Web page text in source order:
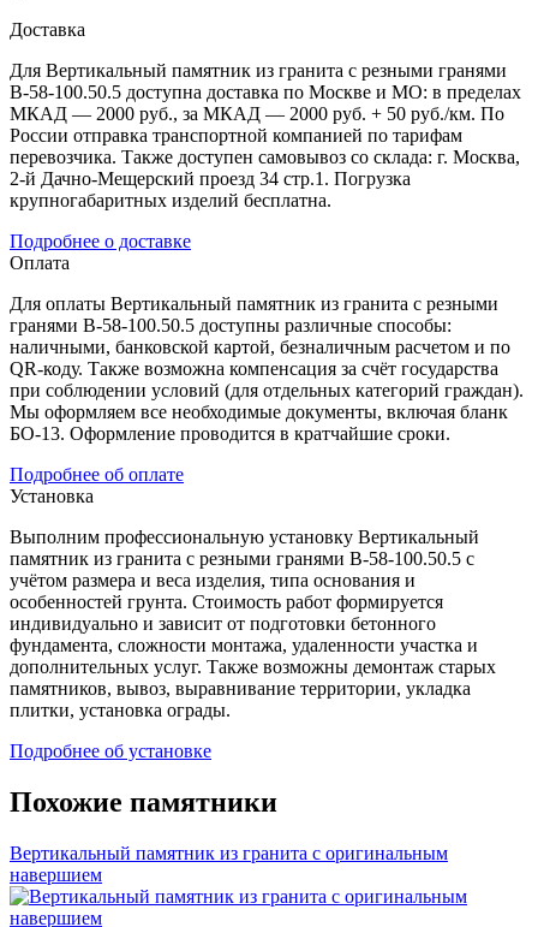
Доставка
Для Вертикальный памятник из гранита с резными гранями
В-58-100.50.5 доступна доставка по Москве и МО: в пределах
МКАД — 2000 руб., за МКАД — 2000 руб. + 50 руб./км. По
России отправка транспортной компанией по тарифам
перевозчика. Также доступен самовывоз со склада: г. Москва,
2-й Дачно-Мещерский проезд 34 стр.1. Погрузка
крупногабаритных изделий бесплатна.
Подробнее о доставке
Оплата
Для оплаты Вертикальный памятник из гранита с резными
гранями В-58-100.50.5 доступны различные способы:
наличными, банковской картой, безналичным расчетом и по
QR-коду. Также возможна компенсация за счёт государства
при соблюдении условий (для отдельных категорий граждан).
Мы оформляем все необходимые документы, включая бланк
БО-13. Оформление проводится в кратчайшие сроки.
Подробнее об оплате
Установка
Выполним профессиональную установку Вертикальный
памятник из гранита с резными гранями В-58-100.50.5 с
учётом размера и веса изделия, типа основания и
особенностей грунта. Стоимость работ формируется
индивидуально и зависит от подготовки бетонного
фундамента, сложности монтажа, удаленности участка и
дополнительных услуг. Также возможны демонтаж старых
памятников, вывоз, выравнивание территории, укладка
плитки, установка ограды.
Подробнее об установке
Похожие памятники
Вертикальный памятник из гранита с оригинальным
навершием